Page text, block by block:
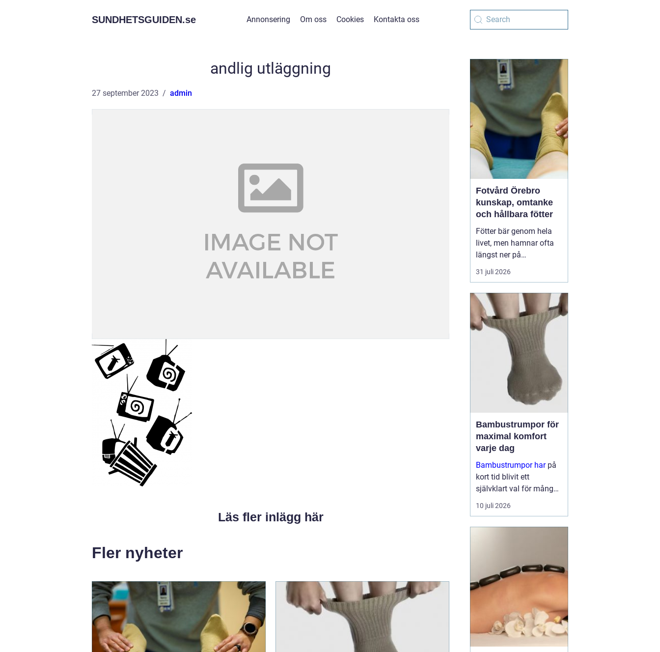
SUNDHETSGUIDEN.se Annonsering Om oss Cookies Kontakta oss
andlig utläggning
27 september 2023 admin
Läs fler inlägg här
Fler nyheter
Fotvård Örebro
kunskap, omtanke
och hållbara fötter
Fötter bär genom hela
livet, men hamnar ofta
längst ner på
prioriteringslistan.
Många söker hjälp först
påverkar vardagen.
Samtidigt visar
erfarenhet från
fotvårdskliniker i och
omkring Örebro att
regelbunden fotvård kan
förebygga e...
31 juli 2026
Bambustrumpor för
maximal komfort
varje dag
Bambustrumpor harpå
kort tid blivit ett
självklart val för många
som vill kombinera
komfort, funktion och
10 juli 2026